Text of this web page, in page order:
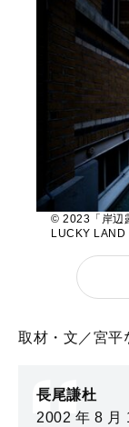
© 2023「岸辺
LUCKY LAND
取材・文／宮平
長尾謙杜
2002 年 8 月